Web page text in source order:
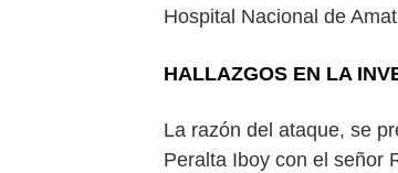
Hospital Nacional de
HALLAZGOS EN LA
La razón del ataque, se
Peralta Iboy con el señor